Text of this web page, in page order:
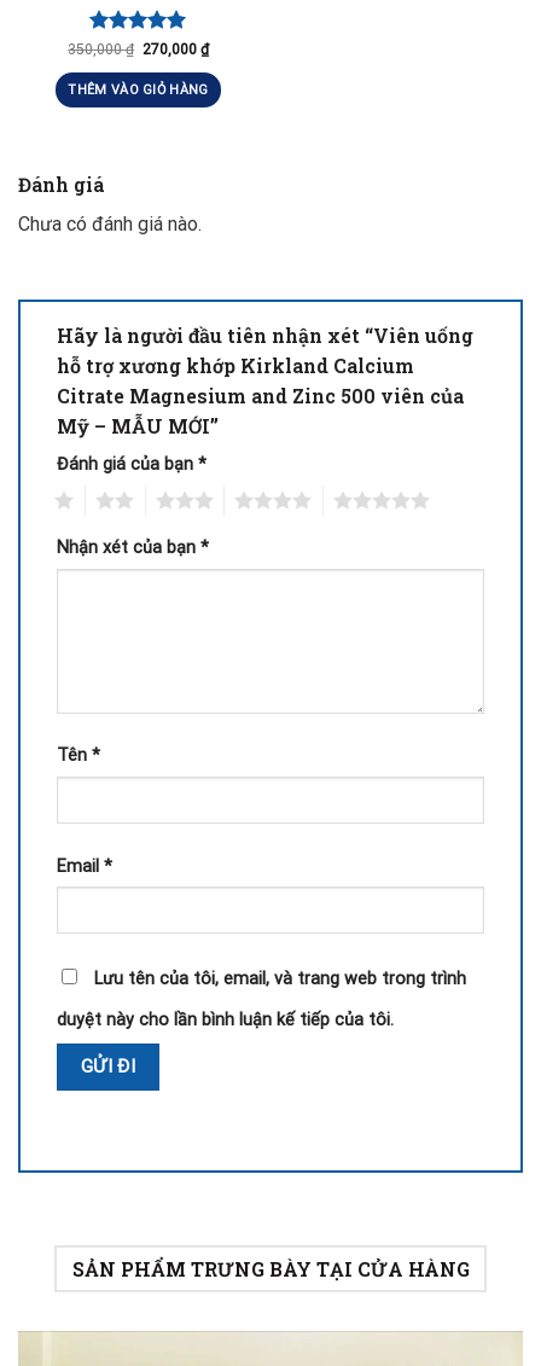
Được xếp
5 sao
350,000₫ 270,000 ₫
THÊM VÀO GIỎ HÀNG
Đánh giá
Chưa có đánh giá nào.
Hãy là người đầu tiên nhận xét “Viên uống
hỗ trợ xương khớp Kirkland Calcium
Citrate Magnesium and Zinc 500 viên của
Mỹ – MẪU MỚI”
Đánh giá của bạn *
Nhận xét của bạn *
Tên *
Email *
Lưu tên của tôi, email, và trang web trong trình
duyệt này cho lần bình luận kế tiếp của tôi.
SẢN PHẨM TRƯNG BÀY TẠI CỬA HÀNG